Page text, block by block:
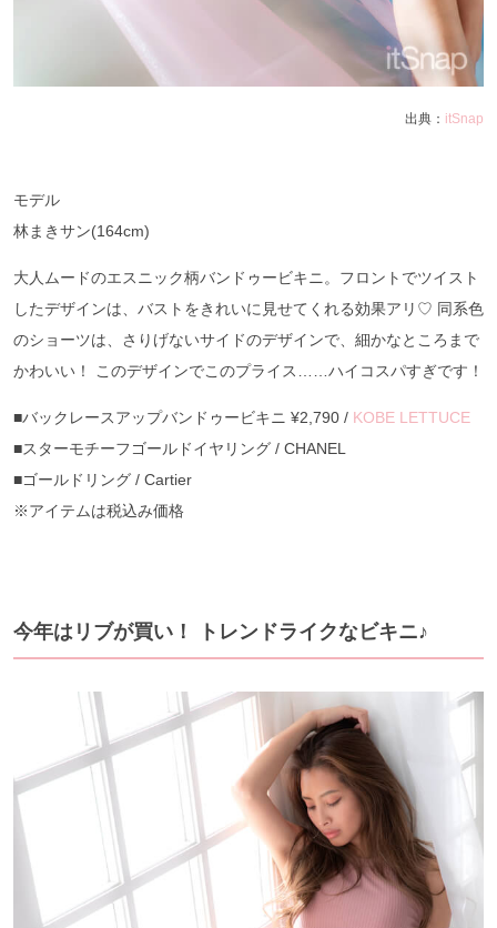
出典： itSnap
モデル
林まきサン(164cm)
大人ムードのエスニック柄バンドゥービキニ。フロントでツイスト
したデザインは、バストをきれいに見せてくれる効果アリ♡ 同系色
のショーツは、さりげないサイドのデザインで、細かなところまで
かわいい！ このデザインでこのプライス……ハイコスパすぎです！
■バックレースアップバンドゥービキニ ¥2,790 / KOBE LETTUCE
■スターモチーフゴールドイヤリング / CHANEL
■ゴールドリング / Cartier
※アイテムは税込み価格
今年はリブが買い！ トレンドライクなビキニ♪